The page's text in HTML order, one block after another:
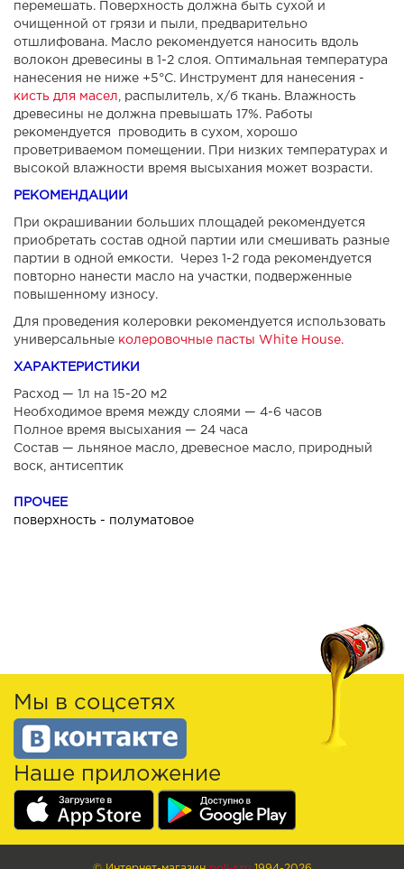
перемешать. Поверхность должна быть сухой и
очищенной от грязи и пыли, предварительно
отшлифована. Масло рекомендуется наносить вдоль
волокон древесины в 1-2 слоя. Оптимальная температура
нанесения не ниже +5°С. Инструмент для нанесения -
кисть для масел
, распылитель, х/б ткань. Влажность
древесины не должна превышать 17%. Работы
рекомендуется проводить в сухом, хорошо
проветриваемом помещении. При низких температурах и
высокой влажности время высыхания может возрасти.
РЕКОМЕНДАЦИИ
При окрашивании больших площадей рекомендуется
приобретать состав одной партии или смешивать разные
партии в одной емкости. Через 1-2 года рекомендуется
повторно нанести масло на участки, подверженные
повышенному износу.
Для проведения колеровки рекомендуется использовать
универсальные колеровочные пасты White House.
ХАРАКТЕРИСТИКИ
Расход — 1л на 15-20 м2
Необходимое время между слоями — 4-6 часов
Полное время высыхания — 24 часа
Состав — льняное масло, древесное масло, природный
воск, антисептик
ПРОЧЕЕ
поверхность - полуматовое
Мы в соцсетях
Наше приложение